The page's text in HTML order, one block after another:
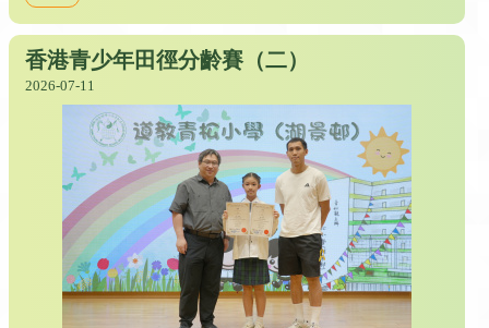
香港青少年田徑分齡賽（二）
2026-07-11